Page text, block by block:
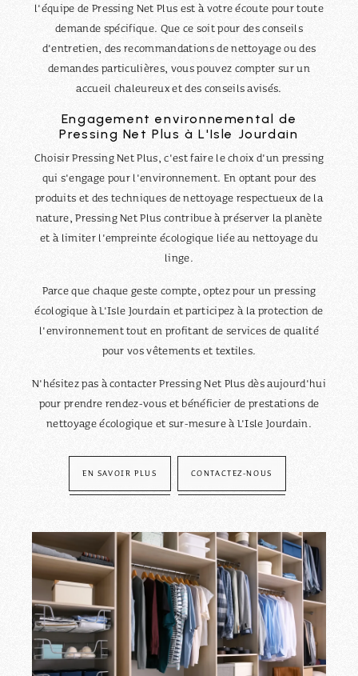
l'équipe de Pressing Net Plus est à votre écoute pour toute
demande spécifique. Que ce soit pour des conseils
d'entretien, des recommandations de nettoyage ou des
demandes particulières, vous pouvez compter sur un
accueil chaleureux et des conseils avisés.
Engagement environnemental de
Pressing Net Plus à L'Isle Jourdain
Choisir Pressing Net Plus, c'est faire le choix d'un pressing
qui s'engage pour l'environnement. En optant pour des
produits et des techniques de nettoyage respectueux de la
nature, Pressing Net Plus contribue à préserver la planète
et à limiter l'empreinte écologique liée au nettoyage du
linge.
Parce que chaque geste compte, optez pour un pressing
écologique à L'Isle Jourdain et participez à la protection de
l'environnement tout en profitant de services de qualité
pour vos vêtements et textiles.
N'hésitez pas à contacter Pressing Net Plus dès aujourd'hui
pour prendre rendez-vous et bénéficier de prestations de
nettoyage écologique et sur-mesure à L'Isle Jourdain.
EN SAVOIR PLUS CONTACTEZ-NOUS